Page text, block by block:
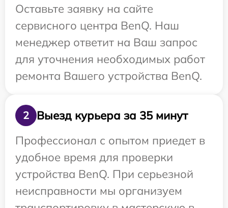
Оставьте заявку на сайте
сервисного центра BenQ. Наш
менеджер ответит на Ваш запрос
для уточнения необходимых работ
ремонта Вашего устройства BenQ.
2
Выезд курьера за 35 минут
Профессионал с опытом приедет в
удобное время для проверки
устройства BenQ. При серьезной
неисправности мы организуем